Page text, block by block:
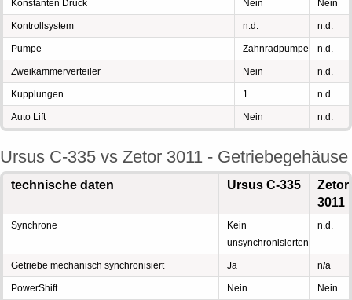
Konstanten Druck Nein Nein
Kontrollsystem n.d. n.d.
Pumpe Zahnradpumpe n.d.
Zweikammerverteiler Nein n.d.
Kupplungen 1 n.d.
Auto Lift Nein n.d.
Ursus C-335 vs Zetor 3011 - Getriebegehäuse
technische daten Ursus C-335
Zetor
3011
Synchrone
Kein
unsynchronisierten
n.d.
Getriebe mechanisch synchronisiert Ja n/a
PowerShift Nein Nein